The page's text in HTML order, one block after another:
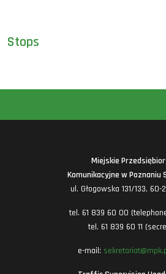
Stops
Miejskie
Komunikacyjne w Poznaniu
ul. Głogowska 131/133,
tel. 61 839 60 00
tel. 61 839 60 11
e-mail: